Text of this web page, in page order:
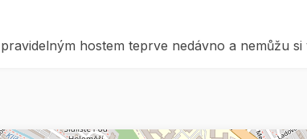
hostem teprve nedávno a nemůžu si